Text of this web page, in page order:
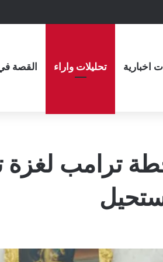
اخبارية تحليلات واراء القصة
ترامب لغزة